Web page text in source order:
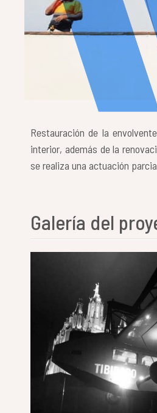
Restauración de la
interior, además de la
se realiza una actuación
Galería del